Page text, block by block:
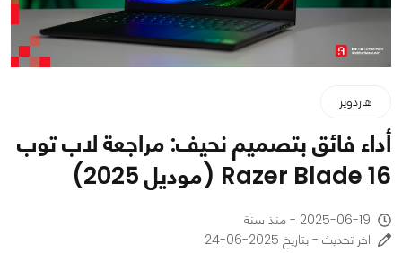
هاردوير
أداء فائق بتصميم نحيف: مراجعة لاب توب
Razer Blade 16 (موديل 2025)
2025-06-19 - منذ سنة
اخر تحديث - بتاريخ 2025-06-24